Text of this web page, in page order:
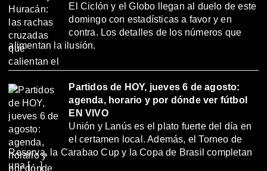
El Ciclón y el Globo llegan al duelo de este
domingo con estadísticas a favor y en
contra. Los detalles de los números que
alimentan la ilusión.
Partidos de HOY, jueves 6 de agosto:
agenda, horario y por dónde ver fútbol
EN VIVO
Unión y Lanús es el plato fuerte del día en
el certamen local. Además, el Torneo de
Reserva, la Carabao Cup y la Copa de Brasil completan
una […]